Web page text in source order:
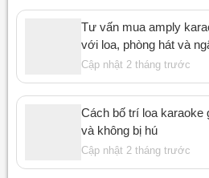
Tư vấn mua amply
với loa, phòng hát và
Cập nhật 2 tháng trước
Cách bố trí loa karaoke
và không bị hú
Cập nhật 2 tháng trước